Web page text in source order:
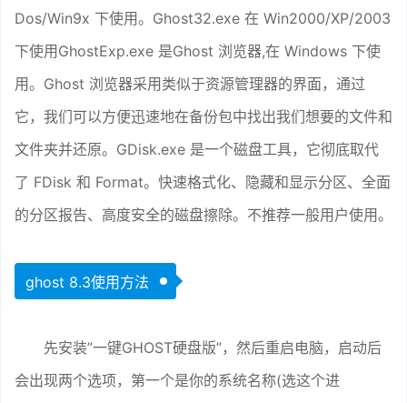
Dos/Win9x 下使用。Ghost32.exe 在 Win2000/XP/2003
下使用GhostExp.exe 是Ghost 浏览器,在 Windows 下使
用。Ghost 浏览器采用类似于资源管理器的界面，通过
它，我们可以方便迅速地在备份包中找出我们想要的文件和
文件夹并还原。GDisk.exe 是一个磁盘工具，它彻底取代
了 FDisk 和 Format。快速格式化、隐藏和显示分区、全面
的分区报告、高度安全的磁盘擦除。不推荐一般用户使用。
ghost 8.3使用方法
先安装”一键GHOST硬盘版”，然后重启电脑，启动后
会出现两个选项，第一个是你的系统名称(选这个进